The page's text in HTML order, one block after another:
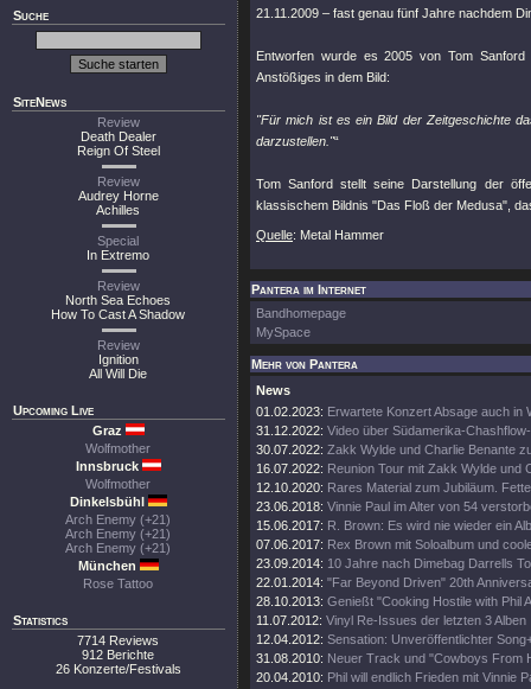
Suche
SiteNews
Review
Death Dealer
Reign Of Steel
Review
Audrey Horne
Achilles
Special
In Extremo
Review
North Sea Echoes
How To Cast A Shadow
Review
Ignition
All Will Die
Upcoming Live
Graz
Wolfmother
Innsbruck
Wolfmother
Dinkelsbühl
Arch Enemy (+21)
Arch Enemy (+21)
Arch Enemy (+21)
München
Rose Tattoo
Statistics
7714 Reviews
912 Berichte
26 Konzerte/Festivals
21.11.2009 – fast genau fünf Jahre nachdem
Entworfen wurde es 2005 von Tom
Anstößiges in dem Bild:
"Für mich ist es ein Bild der Zeitgeschichte
darzustellen."“
Tom Sanford stellt seine Darstellung der
klassischem Bildnis "Das Floß der Medusa",
Quelle: Metal Hammer
Pantera im Internet
Bandhomepage
MySpace
Mehr von Pantera
News
01.02.2023: Erwartete Konzert Absage auch in
31.12.2022: Video über Südamerika-
30.07.2022: Zakk Wylde und Charlie Benante
16.07.2022: Reunion Tour mit Zakk Wylde und
12.10.2020: Rares Material zum Jubiläum.
23.06.2018: Vinnie Paul im Alter von 54
15.06.2017: R. Brown: Es wird nie wieder ein
07.06.2017: Rex Brown mit Soloalbum und
23.09.2014: 10 Jahre nach Dimebag Darrells
22.01.2014: "Far Beyond Driven" 20th
28.10.2013: Genießt "Cooking Hostile with Phil
11.07.2012: Vinyl Re-Issues der letzten 3 Alben
12.04.2012: Sensation: Unveröffentlichter
31.08.2010: Neuer Track und "Cowboys From
20.04.2010: Phil will endlich Frieden mit Vinnie